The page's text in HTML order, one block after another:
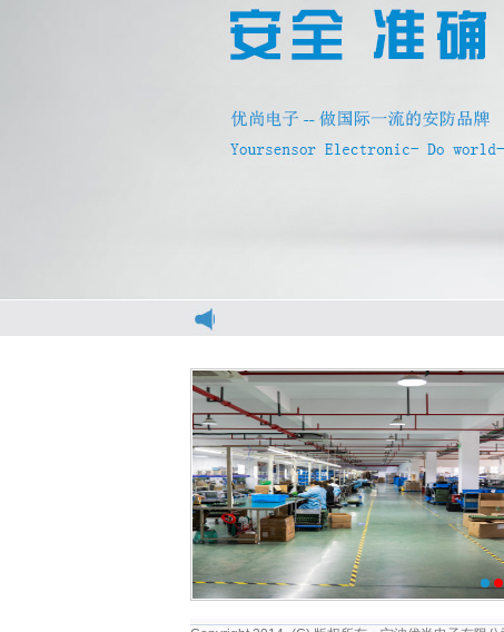
1 2
电梯光幕 电梯光幕